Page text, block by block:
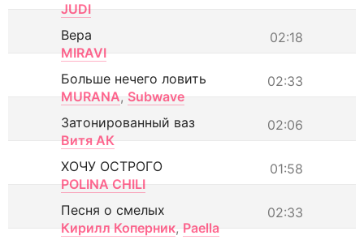
JUDI
02:18
Вера
MIRAVI
02:33
Больше нечего ловить
MURANA, Subwave
02:06
Затонированный ваз
Витя АК
01:58
ХОЧУ ОСТРОГО
POLINA CHILI
02:33
Песня о смелых
Кирилл Коперник, Paella